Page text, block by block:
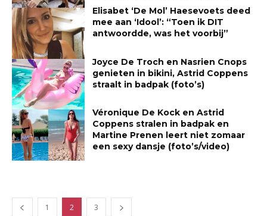
Elisabet ‘De Mol’ Haesevoets deed
mee aan ‘Idool’: “Toen ik DIT
antwoordde, was het voorbij”
Joyce De Troch en Nasrien Cnops
genieten in bikini, Astrid Coppens
straalt in badpak (foto’s)
Véronique De Kock en Astrid
Coppens stralen in badpak en
Martine Prenen leert niet zomaar
een sexy dansje (foto’s/video)
1 2 3